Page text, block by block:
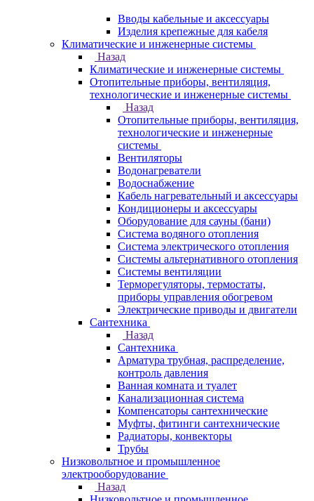
Вводы кабельные и аксессуары
Изделия крепежные для кабеля
Климатические и инженерные системы
Назад
Климатические и инженерные системы
Отопительные приборы, вентиляция,
технологические и инженерные системы
Назад
Отопительные приборы, вентиляция,
технологические и инженерные
системы
Вентиляторы
Водонагреватели
Водоснабжение
Кабель нагревательный и аксессуары
Кондиционеры и аксессуары
Оборудование для сауны (бани)
Система водяного отопления
Система электрического отопления
Системы альтернативного отопления
Системы вентиляции
Терморегуляторы, термостаты,
приборы управления обогревом
Электрические приводы и двигатели
Сантехника
Назад
Сантехника
Арматура трубная, распределение,
контроль давления
Ванная комната и туалет
Канализационная система
Компенсаторы сантехнические
Муфты, фитинги сантехнические
Радиаторы, конвекторы
Трубы
Низковольтное и промышленное
электрооборудование
Назад